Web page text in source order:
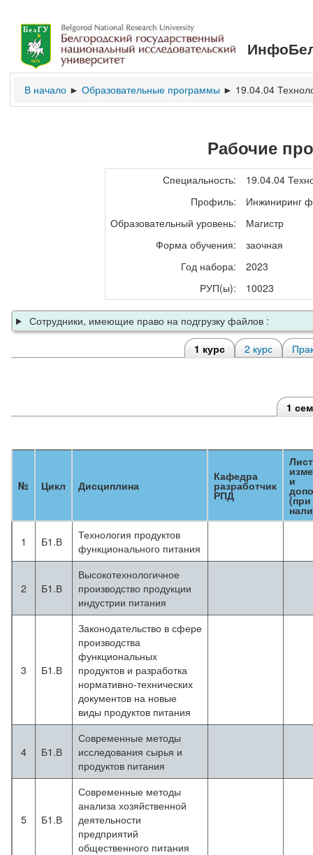
В начало ► Образовательные программы ► 19.04.04
Рабочие
Специальность:
19.04.04
Профиль:
Инжиниринг
Образовательный уровень:
Магистр
Форма обучения:
заочная
Год набора:
2023
РУП(ы):
10023
Сотрудники, имеющие право на подгрузку файлов :
1 курс
2 курс
1
№ Цикл Дисциплина
Кафедра
разработчик
РПД
Лист
и
(при
1 Б1.В
Технология продуктов
функционального питания
2 Б1.В
Высокотехнологичное
производство продукции
индустрии питания
3 Б1.В
Законодательство в сфере
производства
функциональных
продуктов и разработка
нормативно-технических
документов на новые
виды продуктов питания
4 Б1.В
Современные методы
исследования сырья и
продуктов питания
5 Б1.В
Современные методы
анализа хозяйственной
деятельности
предприятий
общественного питания